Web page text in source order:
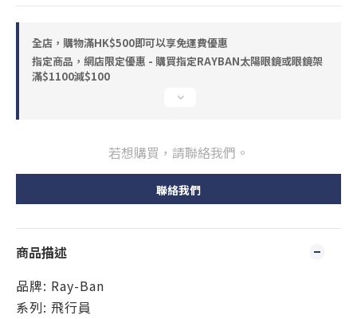
全店，購物滿HK$500即可以享免運費優惠
指定商品，網店限定優惠 - 購買指定RAYBAN太陽眼鏡或眼鏡架
滿$1100減$100
若想購買，請聯絡我們。
聯絡我們
商品描述
品牌: Ray-Ban
系列: 飛行員